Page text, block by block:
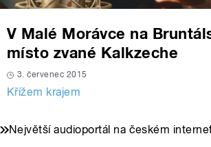
V Malé Morávce na
místo zvané Kalkzeche
3. červenec 2015
Křížem krajem
Největší audioportál na českém